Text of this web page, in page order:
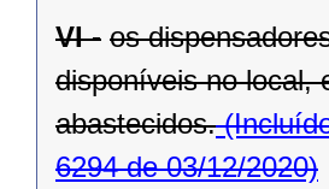
VI - os
disponíveis no local,
abastecidos.
6294 de 03/12/2020)